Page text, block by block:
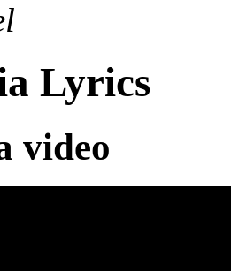
Lyrics
video